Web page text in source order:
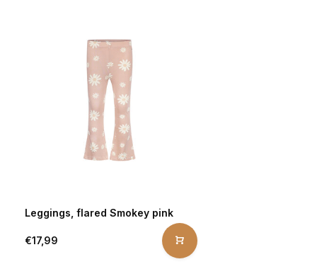
Leggings, flared Smokey pink
€17,99